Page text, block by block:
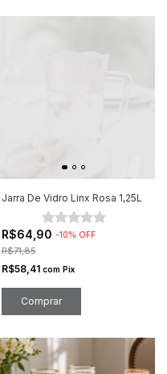
Jarra De Vidro Linx Rosa 1,25L
R$64,90 -10% OFF
R$71,85
R$58,41 com Pix